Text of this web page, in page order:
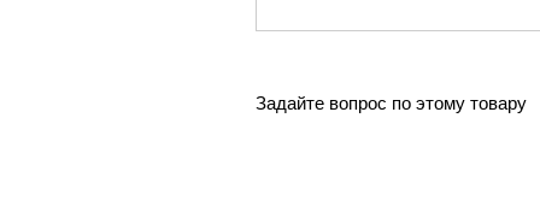
Задайте вопрос по этому товару